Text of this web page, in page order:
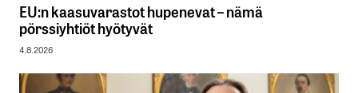
EU:n kaasuvarastot hupenevat – nämä
pörssiyhtiöt hyötyvät
4.8.2026